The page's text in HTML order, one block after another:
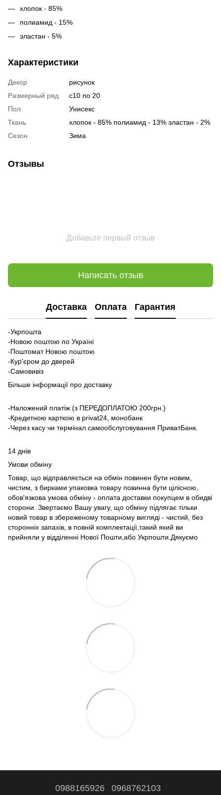
хлопок - 85%
полиамид - 15%
эластан - 5%
Характеристики
Декор
рисунок
Размерный ряд
с10 по 20
Пол
Унисекс
Ткань
хлопок - 85% полиамид - 13% эластан - 2%
Сезон
Зима
Отзывы
Добавьте первый отзыв
Написать отзыв
Доставка Оплата Гарантия
-Укрпошта
-Новою поштою по Україні
-Поштомат Новою поштою
-Кур'єром до дверей
-Самовивіз
Більше інформації про доставку
-Наложений платіж (з ПЕРЕДОПЛАТОЮ 200грн.)
-Кредитною карткою в privat24, монобанк
-Через касу чи термінал самообслуговування ПриватБанк.
14 днів
Умови обміну
Товар, що відправляється на обмін повинен бути новим,
чистим, з бирками упаковка товару повинна бути цілісною,
обов'язкова умова обміну - оплата доставки покупцем в обидві
сторони. Звертаємо Вашу увагу, що обміну підлягає тільки
новий товар в збереженому товарному вигляді - чистий, без
сторонніх запахів, в повній комплектації,такий який ви
прийняли у відділенні Нової Пошти,або Укрпошти.Дякуємо
0988165926 0968762103